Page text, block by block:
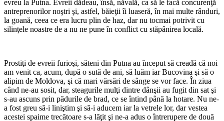
evreu la Putna. Evreii dădeau, însă, năvală, ca să le facă concurenţă
antreprenorilor noştri şi, astfel, băieţii îi luaseră, în mai multe rânduri,
la goană, ceea ce era lucru plin de haz, dar nu tocmai potrivit cu
silinţele noastre de a nu ne pune în conflict cu stăpânirea locală.
Prostiţi de evreii furioşi, săteni din Putna au început să creadă că noi
am venit ca, acum, după o sută de ani, să luăm iar Bucovina şi să o
alipim de Moldova, şi că mari vărsări de sânge se vor face. În ziua
când ne-au sosit, dar, steagurile mulţi dintre dânşii au fugit din sat şi
s-au ascuns prin pădurile de brad, ce se întind până la hotare. Nu ne-
a fost greu să-i liniştim şi să-i aducem iar la vetrele lor, dar vestea
acestei spaime trecătoare s-a lăţit şi ne-a adus o întrerupere de două